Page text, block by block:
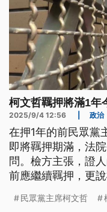
柯文哲羈押將滿1年
2025/9/4 12:56 政治
在押1年的前民眾黨
即將羈押期滿，法
問。檢方主張，證
前應繼續羈押，更
至極，而柯文哲妻
民眾黨主席柯文哲